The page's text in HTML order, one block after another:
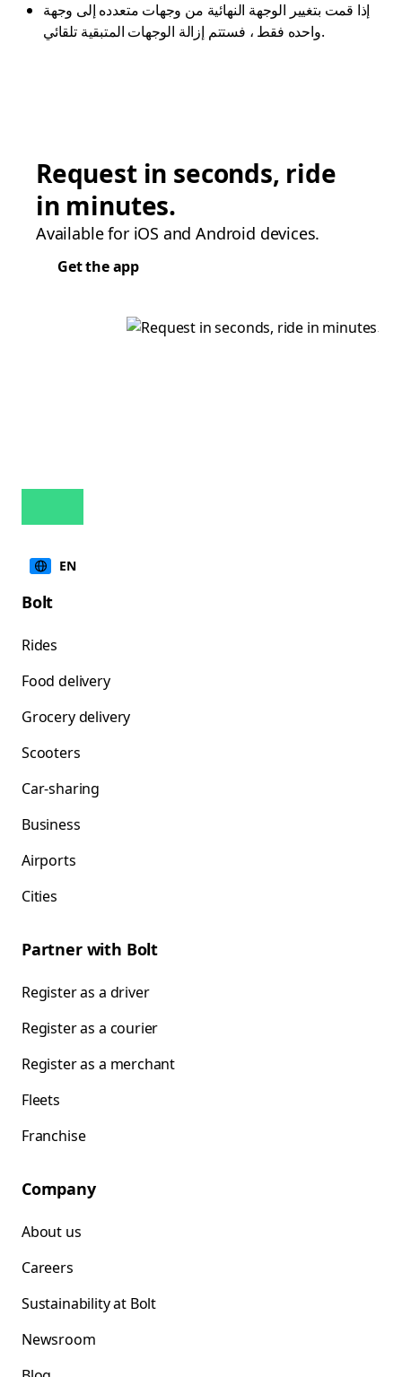
إذا قمت بتغيير الوجهة النهائية من وجهات متعدده إلى وجهة
واحده فقط ، فستتم إزالة الوجهات المتبقية تلقائي.
Request in seconds, ride
in minutes.
Available for iOS and Android devices.
Get the app
EN
Bolt
Rides
Food delivery
Grocery delivery
Scooters
Car-sharing
Business
Airports
Cities
Partner with Bolt
Register as a driver
Register as a courier
Register as a merchant
Fleets
Franchise
Company
About us
Careers
Sustainability at Bolt
Newsroom